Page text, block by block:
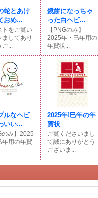
蛇とあけ
おめ...
トをご覧い
ましてあり
ご...
鏡餅になっちゃ
った白ヘビ...
【PNGのみ】
2025年・巳年用の
年賀状...
ルなヘビ
いい...
のみ】2025
年用の年賀
2025年!巳年の年
賀状
ご覧くださいまし
て誠にありがとう
ございま...